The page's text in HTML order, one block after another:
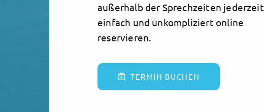
außerhalb der Sprechzeiten jederzeit
einfach und unkompliziert online
reservieren.
TERMIN BUCHEN